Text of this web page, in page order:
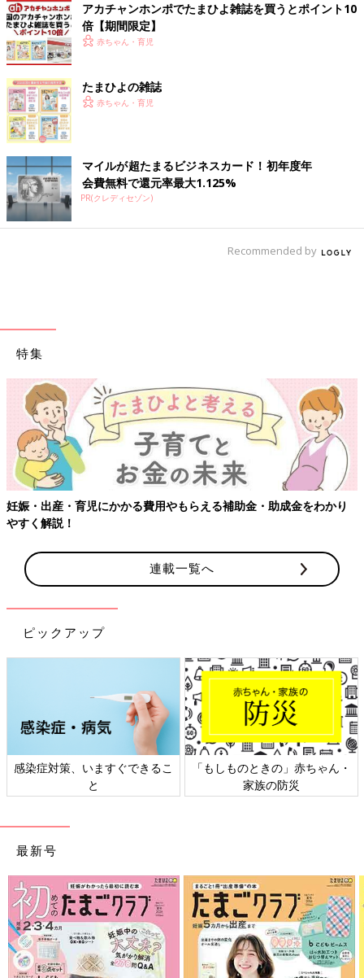
アカチャンホンポでたまひよ雑誌を買うとポイント10
倍【期間限定】
赤ちゃん・育児
たまひよの雑誌
赤ちゃん・育児
マイルが超たまるビジネスカード！初年度年
会費無料で還元率最大1.125%
PR(クレディセゾン)
Recommended by
特集
【ワクチン接種できるものも】妊婦の感染症対策、知っておいて！
連載一覧へ
ピックアップ
日本外来小児科学会リーフレッ
ト検討会
六星占術 細木かおりさんの人生
相談
最新号